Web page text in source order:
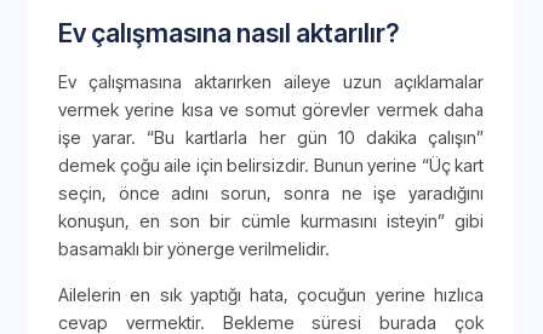
Ev çalışmasına nasıl aktarılır?
Ev çalışmasına aktarırken aileye uzun açıklamalar
vermek yerine kısa ve somut görevler vermek daha
işe yarar. “Bu kartlarla her gün 10 dakika çalışın”
demek çoğu aile için belirsizdir. Bunun yerine “Üç kart
seçin, önce adını sorun, sonra ne işe yaradığını
konuşun, en son bir cümle kurmasını isteyin” gibi
basamaklı bir yönerge verilmelidir.
Ailelerin en sık yaptığı hata, çocuğun yerine hızlıca
cevap vermektir. Bekleme süresi burada çok